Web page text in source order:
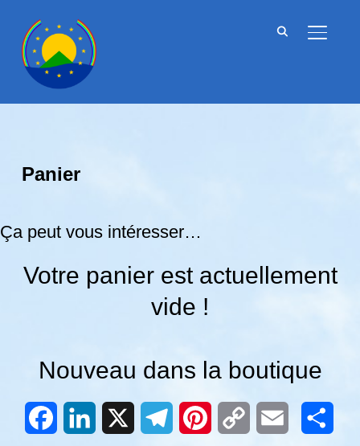
Panier
Ça peut vous intéresser…
Votre panier est actuellement
vide !
Nouveau dans la boutique
FacebookLinkedIn TelegramPinterestCopy Email